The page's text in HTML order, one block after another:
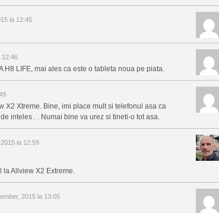
la 12:45
12:46
H8 LIFE, mai ales ca este o tableta noua pe piata.
X2 Xtreme. Bine, imi place mult si telefonul asa ca
inteles . . Numai bine va urez si tineti-o tot asa.
la 12:59
la Allview X2 Extreme.
2015 la 13:05